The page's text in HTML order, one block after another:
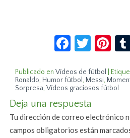
Publicado en Vídeos de fútbol
Ronaldo, Humor fútbol, Messi,
Sorpresa,Vídeos graciosos fútbol
Deja una respuesta
Tu dirección de correo electrónico
campos obligatorios están